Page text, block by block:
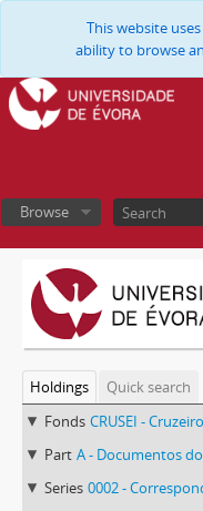
This website
ability to browse
Browse
Holdings
Quick search
Fonds CRUSEI -
Part A - Documentos
Series 0002 -